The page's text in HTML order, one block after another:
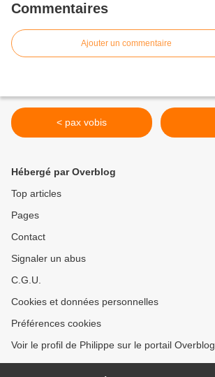
Commentaires
Ajouter un commentaire
< pax vobis
Hébergé par Overblog
Top articles
Pages
Contact
Signaler un abus
C.G.U.
Cookies et données personnelles
Préférences cookies
Voir le profil de Philippe sur le portail Overblog